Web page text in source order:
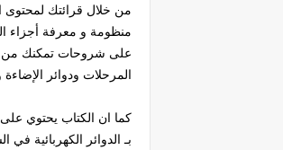
من خلال قرائتك لمحتوى
منظومة و معرفة أجزاء
على شروحات تمكنك من
المرحلات ودوائر
كما ان الكتاب يحتوي
بـ الدوائر الكهربائية